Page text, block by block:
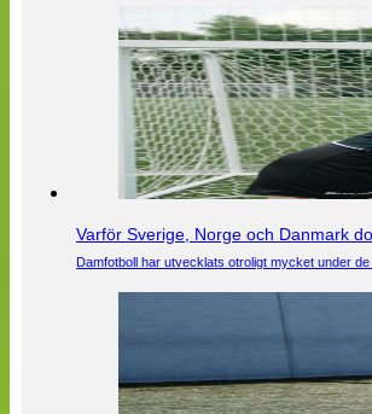
Varför Sverige, Norge och Danmark
Damfotboll har utvecklats otroligt mycket under